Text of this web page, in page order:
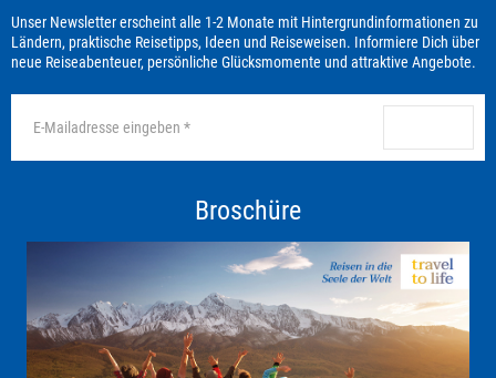
Unser Newsletter erscheint alle 1-2 Monate mit Hintergrundinformationen zu
Ländern, praktische Reisetipps, Ideen und Reiseweisen. Informiere Dich über
neue Reiseabenteuer, persönliche Glücksmomente und attraktive Angebote.
Broschüre